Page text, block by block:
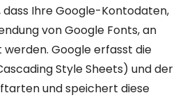
dass Ihre Google-Kontodaten,
von Google Fonts, an
Google erfasst die
Style Sheets) und der
und speichert diese